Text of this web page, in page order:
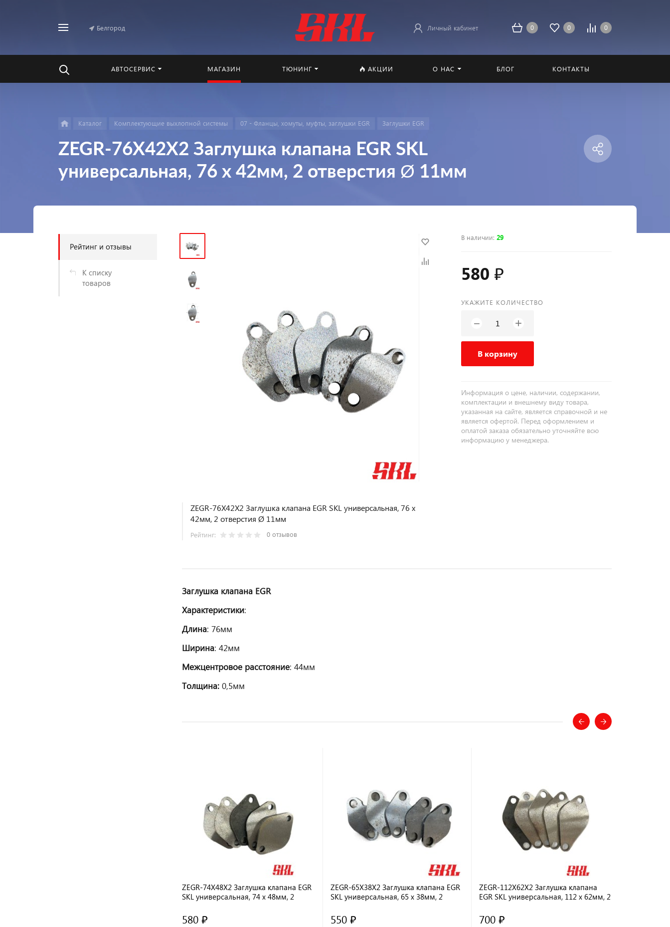
Белгород Личный кабинет 0 0 0
АВТОСЕРВИС МАГАЗИН ТЮНИНГ АКЦИИ О НАС БЛОГ КОНТАКТЫ
Каталог Комплектующие выхлопной системы 07 - Фланцы, хомуты, муфты, заглушки EGR Заглушки EGR
ZEGR-76X42X2 Заглушка клапана EGR SKL
универсальная, 76 x 42мм, 2 отверстия Ø 11мм
Рейтинг и отзывы
К списку
товаров
ZEGR-76X42X2 Заглушка клапана EGR SKL универсальная, 76 x
42мм, 2 отверстия Ø 11мм
Рейтинг: 0 отзывов
В наличии:29
580 ₽
УКАЖИТЕ КОЛИЧЕСТВО
− +
В корзину
Информация о цене, наличии, содержании,
комплектации и внешнему виду товара,
указанная на сайте, является справочной и не
является офертой. Перед оформлением и
оплатой заказа обязательно уточняйте всю
информацию у менеджера.
Заглушка клапана EGR
Характеристики:
Длина: 76мм
Ширина: 42мм
Межцентровое расстояние: 44мм
Толщина: 0,5мм
ZEGR-74X48X2 Заглушка клапана EGR
SKL универсальная, 74 x 48мм, 2
580 ₽
ZEGR-65X38X2 Заглушка клапана EGR
SKL универсальная, 65 x 38мм, 2
550 ₽
ZEGR-112X62X2 Заглушка клапана
EGR SKL универсальная, 112 x 62мм, 2
700 ₽